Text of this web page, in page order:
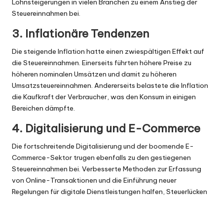
Lohnsteigerungen in vielen Branchen zu einem Anstieg der
Steuereinnahmen bei.
3. Inflationäre Tendenzen
Die steigende Inflation hatte einen zwiespältigen Effekt auf
die Steuereinnahmen. Einerseits führten höhere Preise zu
höheren nominalen Umsätzen und damit zu höheren
Umsatzsteuereinnahmen. Andererseits belastete die Inflation
die Kaufkraft der Verbraucher, was den Konsum in einigen
Bereichen dämpfte.
4. Digitalisierung und E-Commerce
Die fortschreitende Digitalisierung und der boomende E-
Commerce-Sektor trugen ebenfalls zu den gestiegenen
Steuereinnahmen bei. Verbesserte Methoden zur Erfassung
von Online-Transaktionen und die Einführung neuer
Regelungen für digitale Dienstleistungen halfen, Steuerlücken